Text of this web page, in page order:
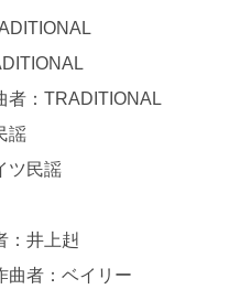
：TRADITIONAL
謡
民謡
井上赳
者：ベイリー